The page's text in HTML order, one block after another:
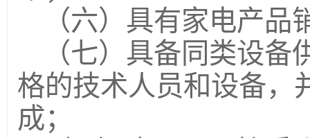
（六）具有家电产
（七）具备同类设
格的技术人员和设备，
成；